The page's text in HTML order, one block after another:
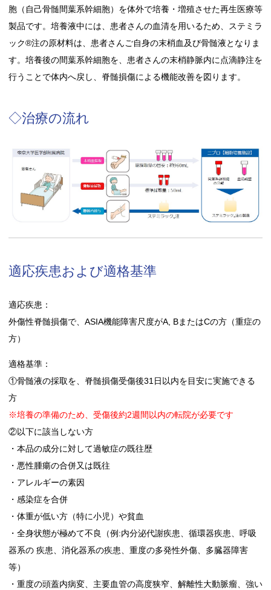
胞（自己骨髄間葉系幹細胞）を体外で培養・増殖させた再生医療等
製品です。培養液中には、患者さんの血清を用いるため、ステミラ
ック®注の原材料は、患者さんご自身の末梢血及び骨髄液となりま
す。培養後の間葉系幹細胞を、患者さんの末梢静脈内に点滴静注を
行うことで体内へ戻し、脊髄損傷による機能改善を図ります。
◇治療の流れ
適応疾患および適格基準
適応疾患：
外傷性脊髄損傷で、ASIA機能障害尺度がA, BまたはCの方（重症の
方）
適格基準：
①骨髄液の採取を、脊髄損傷受傷後31日以内を目安に実施できる
方
※培養の準備のため、受傷後約2週間以内の転院が必要です
②以下に該当しない方
・本品の成分に対して過敏症の既往歴
・悪性腫瘍の合併又は既往
・アレルギーの素因
・感染症を合併
・体重が低い方（特に小児）や貧血
・全身状態が極めて不良（例:内分泌代謝疾患、循環器疾患、呼吸
器系の 疾患、消化器系の疾患、重度の多発性外傷、多臓器障害
等）
・重度の頭蓋内病変、主要血管の高度狭窄、解離性大動脈瘤、強い